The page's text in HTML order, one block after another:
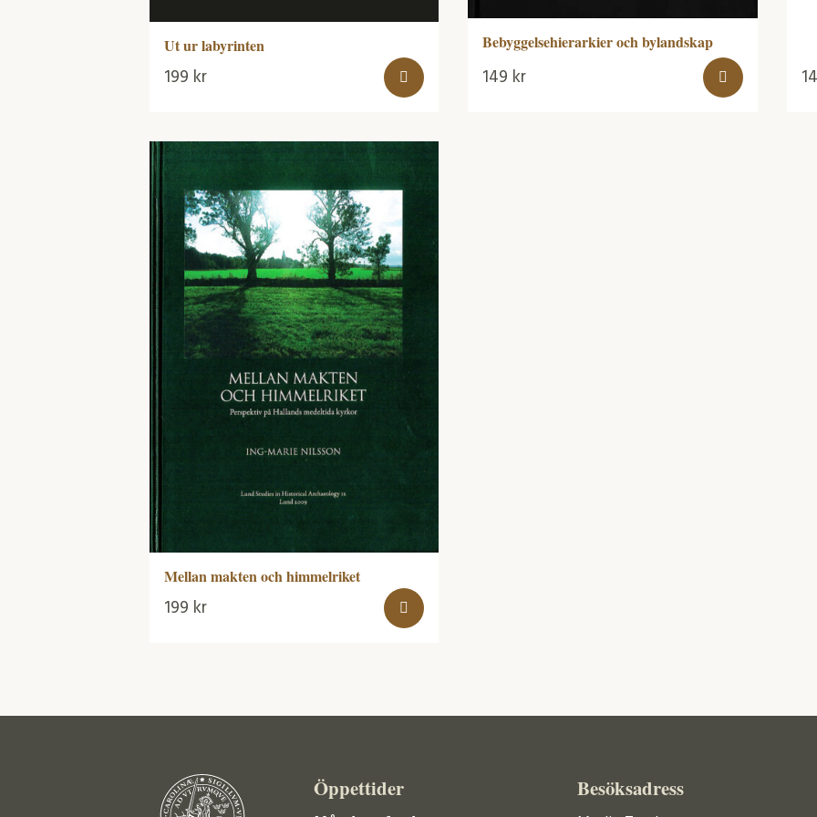
Ut ur labyrinten
199 kr
Bebyggelsehierarkier och bylandskap
149 kr
Mellan makten och himmelriket
199 kr
Öppettider Besöksadress